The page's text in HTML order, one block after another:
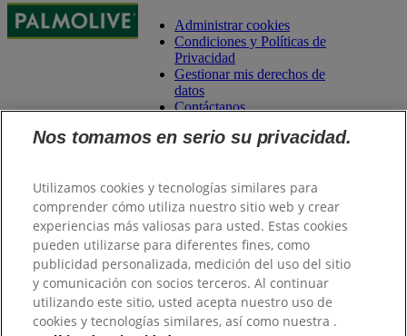
Administrar cookies
Condiciones y Políticas de
Privacidad
Gestionar mis derechos de
datos
Contáctanos
Nos tomamos en serio su privacidad.
Utilizamos cookies y tecnologías similares para
comprender cómo utiliza nuestro sitio web y crear
experiencias más valiosas para usted. Estas cookies
pueden utilizarse para diferentes fines, como
publicidad personalizada, medición del uso del sitio
y comunicación con socios terceros. Al continuar
utilizando este sitio, usted acepta nuestro uso de
cookies y tecnologías similares, así como nuestra .